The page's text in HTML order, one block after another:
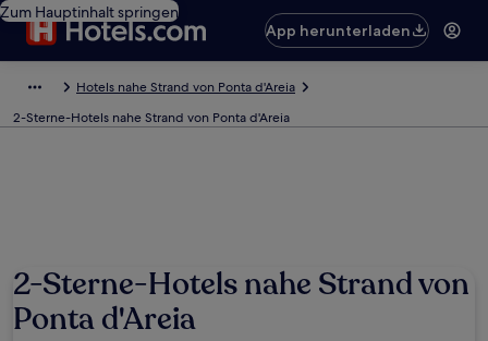
Zum Hauptinhalt springen
App herunterladen
Hotels nahe Strand von Ponta d'Areia
2-Sterne-Hotels nahe Strand von Ponta d'Areia
2-Sterne-Hotels nahe Strand von
Ponta d'Areia